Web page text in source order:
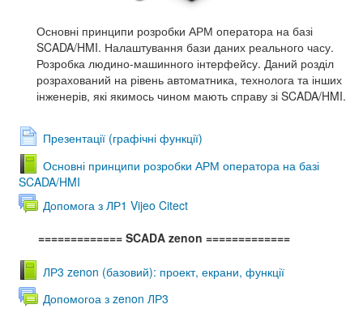
Основні принципи розробки АРМ оператора на базі
SCADA/HMI. Налаштування бази даних реального часу.
Розробка людино-машинного інтерфейсу. Даний розділ
розрахований на рівень автоматника, технолога та інших
інженерів, які якимось чином мають справу зі SCADA/HMI.
Презентації (графічні функції)
Основні принципи розробки АРМ оператора на базі
SCADA/HMI
Допомога з ЛР1 Vijeo Citect
============= SCADA zenon =============
ЛР3 zenon (базовий): проект, екрани, функції
Допомогоа з zenon ЛР3